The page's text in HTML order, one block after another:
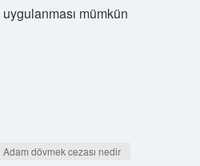
mümkün
Adam dövmek cezası nedir